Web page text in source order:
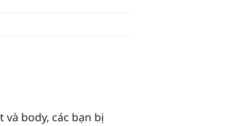
body, các bạn bị